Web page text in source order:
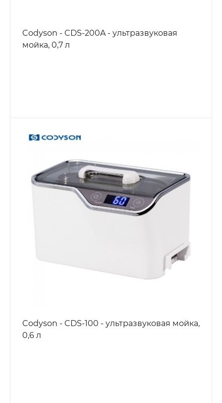
Codyson - CDS-200A - ультразвуковая
мойка, 0,7 л
Codyson - CDS-100 - ультразвуковая мойка,
0,6 л